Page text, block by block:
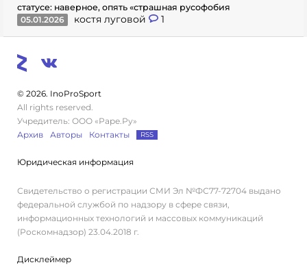
статусе: наверное, опять «страшная русофобия
05.01.2026
костя луговой 1
© 2026. InoProSport
All rights reserved.
Учредитель: ООО «Раре.Ру»
Архив
Авторы Контакты RSS
Юридическая информация
Свидетельство о регистрации СМИ Эл №ФС77-72704 выдано
федеральной службой по надзору в сфере связи,
информационных технологий и массовых коммуникаций
(Роскомнадзор) 23.04.2018 г.
Дисклеймер